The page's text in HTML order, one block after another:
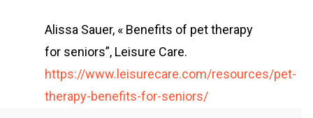
Alissa Sauer, « Benefits of pet therapy
for seniors”, Leisure Care.
https://www.leisurecare.com/resources/pet-
therapy-benefits-for-seniors/